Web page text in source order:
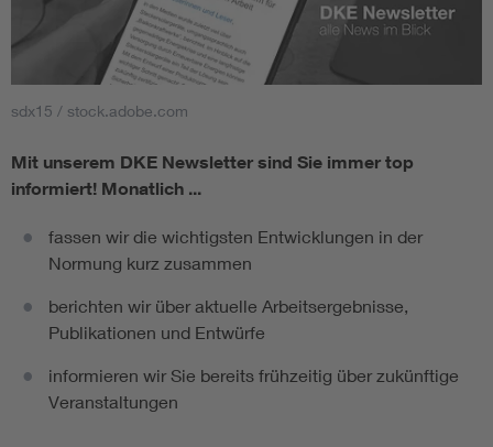
sdx15 / stock.adobe.com
Mit unserem DKE Newsletter sind Sie immer top
informiert! Monatlich ...
fassen wir die wichtigsten Entwicklungen in der
Normung kurz zusammen
berichten wir über aktuelle Arbeitsergebnisse,
Publikationen und Entwürfe
informieren wir Sie bereits frühzeitig über zukünftige
Veranstaltungen